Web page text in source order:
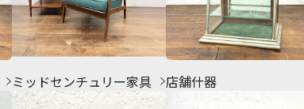
ミッドセンチュリー家具 店舗什器